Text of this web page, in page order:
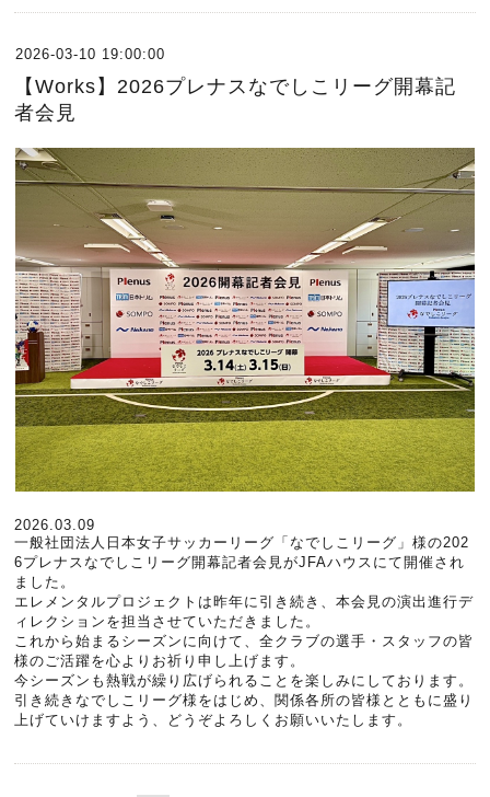
2026-03-10 19:00:00
【Works】2026プレナスなでしこリーグ開幕記
者会見
2026.03.09
一般社団法人日本女子サッカーリーグ「なでしこリーグ」様の202
6プレナスなでしこリーグ開幕記者会見がJFAハウスにて開催され
ました。
エレメンタルプロジェクトは昨年に引き続き、本会見の演出進行デ
ィレクションを担当させていただきました。
これから始まるシーズンに向けて、全クラブの選手・スタッフの皆
様のご活躍を心よりお祈り申し上げます。
今シーズンも熱戦が繰り広げられることを楽しみにしております。
引き続きなでしこリーグ様をはじめ、関係各所の皆様とともに盛り
上げていけますよう、どうぞよろしくお願いいたします。